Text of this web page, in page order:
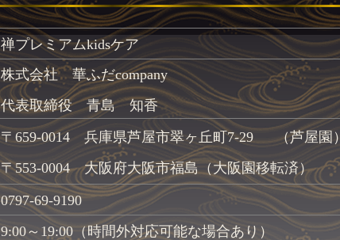
禅プレミアムkidsケア
株式会社 華ふだcompany
代表取締役 青島 知香
〒659-0014 兵庫県芦屋市翠ヶ丘町7-29 （芦屋園）
〒553-0004 大阪府大阪市福島（大阪園移転済）
0797-69-9190
9:00～19:00（時間外対応可能な場合あり）